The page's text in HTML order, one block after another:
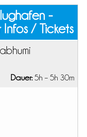
-
Infos / Tickets
Dauer:5h – 5h 30m